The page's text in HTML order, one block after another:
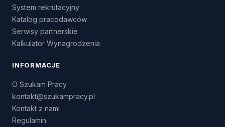
System rekrutacyjny
Katalog pracodawców
Serwisy partnerskie
Kalkulator Wynagrodzenia
INFORMACJE
O Szukam Pracy
kontakt@szukampracy.pl
Kontakt z nami
Regulamin